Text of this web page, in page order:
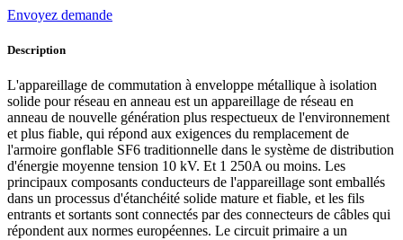
Envoyez demande
Description
L'appareillage de commutation à enveloppe métallique à isolation
solide pour réseau en anneau est un appareillage de réseau en
anneau de nouvelle génération plus respectueux de l'environnement
et plus fiable, qui répond aux exigences du remplacement de
l'armoire gonflable SF6 traditionnelle dans le système de distribution
d'énergie moyenne tension 10 kV. Et 1 250A ou moins. Les
principaux composants conducteurs de l'appareillage sont emballés
dans un processus d'étanchéité solide mature et fiable, et les fils
entrants et sortants sont connectés par des connecteurs de câbles qui
répondent aux normes européennes. Le circuit primaire a un